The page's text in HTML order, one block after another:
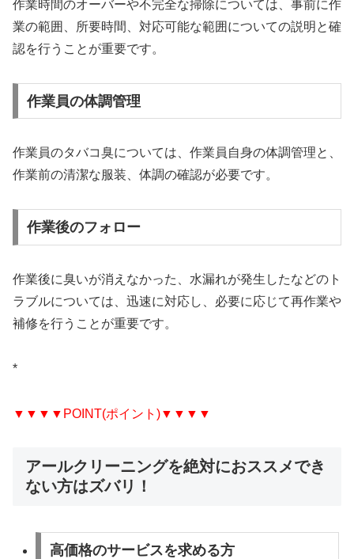
作業時間のオーバーや不完全な掃除については、事前に作
業の範囲、所要時間、対応可能な範囲についての説明と確
認を行うことが重要です。
作業員の体調管理
作業員のタバコ臭については、作業員自身の体調管理と、
作業前の清潔な服装、体調の確認が必要です。
作業後のフォロー
作業後に臭いが消えなかった、水漏れが発生したなどのト
ラブルについては、迅速に対応し、必要に応じて再作業や
補修を行うことが重要です。
*
▼▼▼▼POINT(ポイント)▼▼▼▼
アールクリーニングを絶対におススメでき
ない方はズバリ！
高価格のサービスを求める方